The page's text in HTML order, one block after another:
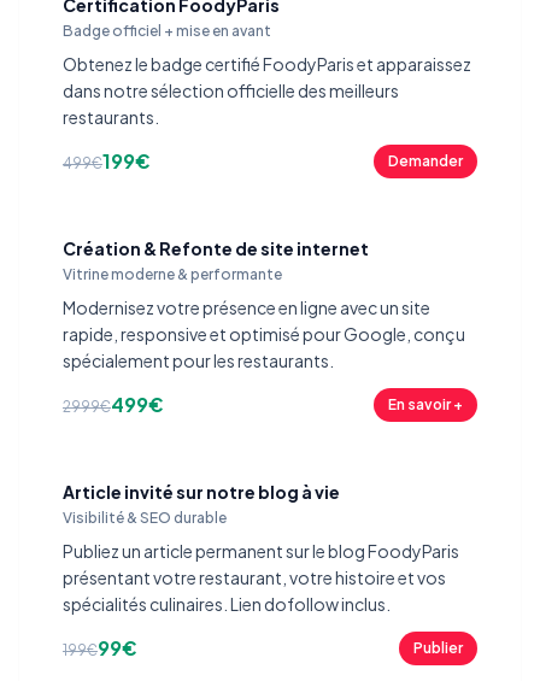
Certification FoodyParis
Badge officiel + mise en avant
Obtenez le badge certifié FoodyParis et apparaissez
dans notre sélection officielle des meilleurs
restaurants.
499€199€ Demander
Création & Refonte de site internet
Vitrine moderne & performante
Modernisez votre présence en ligne avec un site
rapide, responsive et optimisé pour Google, conçu
spécialement pour les restaurants.
2999€499€ En savoir +
Article invité sur notre blog à vie
Visibilité & SEO durable
Publiez un article permanent sur le blog FoodyParis
présentant votre restaurant, votre histoire et vos
spécialités culinaires. Lien dofollow inclus.
199€99€ Publier